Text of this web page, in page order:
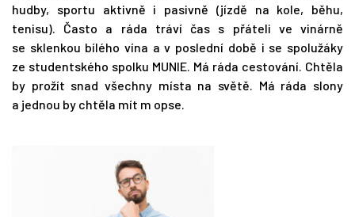
hudby, sportu aktivně i pasivně (jízdě na kole, běhu,
tenisu). Často a ráda tráví čas s přáteli ve vinárně
se sklenkou bílého vína a v poslední době i se spolužáky
ze studentského spolku MUNIE. Má ráda cestování. Chtěla
by prožít snad všechny místa na světě. Má ráda slony
a jednou by chtěla mít m opse.